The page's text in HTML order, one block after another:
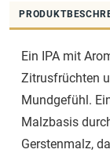
Ein IPA mit
Zitrusfrüchten
Mundgefühl.
Malzbasis
Gerstenmalz,